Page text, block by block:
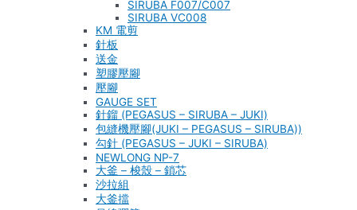
SIRUBA F007/C007
SIRUBA VC008
KM 電剪
針板
送金
塑膠壓腳
壓腳
GAUGE SET
針鎦 (PEGASUS – SIRUBA – JUKI)
包縫機壓腳(JUKI – PEGASUS – SIRUBA))
勾針 (PEGASUS – JUKI – SIRUBA)
NEWLONG NP-7
大釜 – 梭殼 – 鎖芯
沙拉組
大釜擋